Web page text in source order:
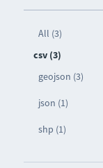
All (3)
csv (3)
geojson (3)
json (1)
shp (1)